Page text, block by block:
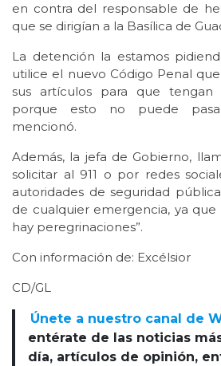
en contra del responsable de
que se dirigían a la Basílica de
La detención la estamos
utilice el nuevo Código Penal
sus artículos para que tengan
porque esto no puede
mencionó.
Además, la jefa de Gobierno,
solicitar al 911 o por redes
autoridades de seguridad
de cualquier emergencia, ya que
hay peregrinaciones”.
Con información de: Excélsior
CD/GL
Únete a nuestro canal de
entérate de las noticias
día, artículos de opinión,